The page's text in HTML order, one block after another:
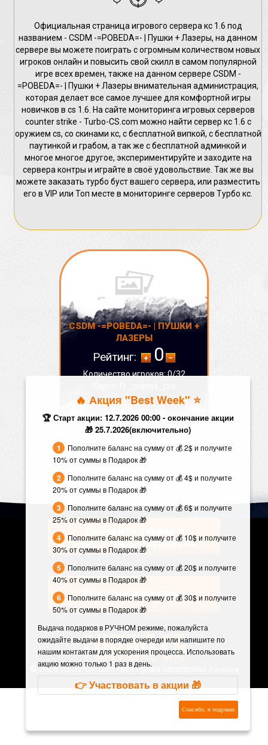
Официальная страница игрового сервера кс 1.6 под
названием - CSDM -=POBEDA=- | Пушки + Лазеры, на данном
сервере вы можете поиграть с огромным количеством новых
игроков онлайн и повысить свой скилл в самом популярной
игре всех времен, также на данном сервере CSDM -
=POBEDA=- | Пушки + Лазеры внимательная администрация,
которая делает все самое лучшее для комфортной игры
новичков в cs 1.6. На сайте мониторинга игровых серверов
counter strike - Turbo-CS.com можно найти сервер кс 1.6 с
оружием cs, со скинами кс, с бесплатной випкой, с бесплатной
паутинкой и грабом, а так же с бесплатной админкой и
многое многое другое, экспериментируйте и заходите на
сервера контры и играйте в своё удовольствие. Так же вы
можете заказать турбо буст вашего сервера, или разместить
его в VIP или Топ месте в мониторинге серверов Турбо кс.
CSDM -=POBEDA=- | ПУШКИ +
ЛАЗЕРЫ
Рейтинг: 0
Количество игроков: 0/32
СТАТУС: ОФФЛАЙН
мониторинг бесплатно
Платные услуги
©2026 Turbo-CS.com - все права защищены.
🔥 Акция "Best Week" ⭐️
🏆 Старт акции: 12.7.2026 00:00 - окончание акции
🎁 25.7.2026(включительно)
Пополните баланс на сумму от 💰 2$ и получите
10% от суммы в Подарок 🎁
Пополните баланс на сумму от 💰 4$ и получите
20% от суммы в Подарок 🎁
Пополните баланс на сумму от 💰 6$ и получите
25% от суммы в Подарок 🎁
Пополните баланс на сумму от 💰 10$ и получите
30% от суммы в Подарок 🎁
Пополните баланс на сумму от 💰 20$ и получите
40% от суммы в Подарок 🎁
Пополните баланс на сумму от 💰 30$ и получите
50% от суммы в Подарок 🎁
Выдача подарков в РУЧНОМ режиме, пожалуйста
ожидайте выдачи в порядке очереди или напишите по
нашим контактам для ускорения процесса. Использовать
акцию можно только 1 раз в день.
👉 Участвовать в акции 🎁
Спасибо, я подумаю